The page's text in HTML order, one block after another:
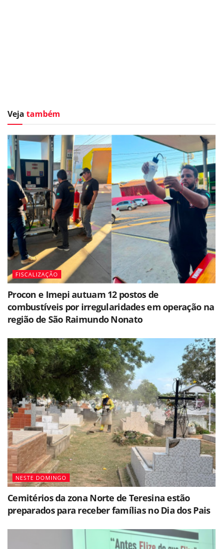
Veja também
FISCALIZAÇÃO
Procon e Imepi autuam 12 postos de
combustíveis por irregularidades em operação na
região de São Raimundo Nonato
NESTE DOMINGO
Cemitérios da zona Norte de Teresina estão
preparados para receber famílias no Dia dos Pais